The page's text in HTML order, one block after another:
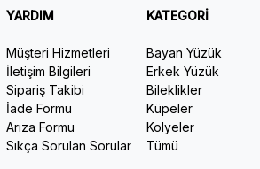
YARDIM
Müşteri Hizmetleri
İletişim Bilgileri
Sipariş Takibi
İade Formu
Arıza Formu
Sıkça Sorulan Sorular
KATEGORİ
Bayan Yüzük
Erkek Yüzük
Bileklikler
Küpeler
Kolyeler
Tümü